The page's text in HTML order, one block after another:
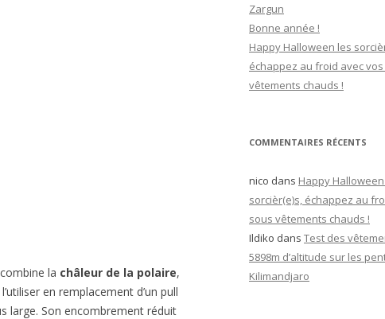
la châleur de la polaire,
en remplacement d’un pull
large. Son encombrement réduit
Zargun
Bonne année !
Happy Halloween les
échappez au froid avec
vêtements chauds !
COMMENTAIRES RÉCENTS
nico dans Happy
sorcièr(e)s, échappez au
sous vêtements chauds !
Ildiko dans Test des
5898m d’altitude sur les
Kilimandjaro